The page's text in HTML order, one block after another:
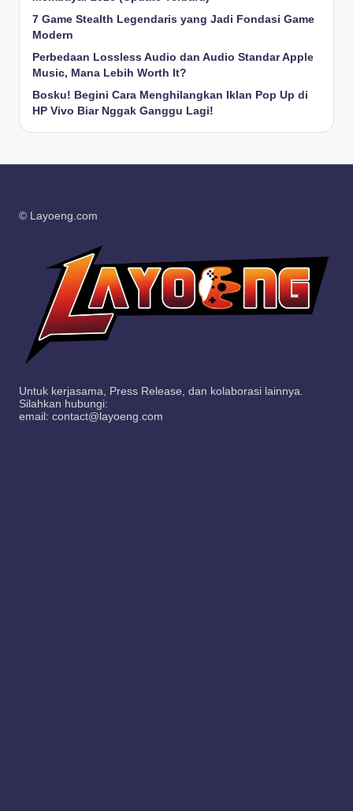
7 Game Stealth Legendaris yang Jadi Fondasi Game
Modern
Perbedaan Lossless Audio dan Audio Standar Apple
Music, Mana Lebih Worth It?
Bosku! Begini Cara Menghilangkan Iklan Pop Up di
HP Vivo Biar Nggak Ganggu Lagi!
© Layoeng.com
Untuk kerjasama, Press Release, dan kolaborasi lainnya.
Silahkan hubungi:
email: contact@layoeng.com